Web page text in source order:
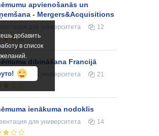
добавить
в список
apvienošanās un
- Mergers&Acquisitions
для университета 12
dibināšana Francijā
для университета 21
ienākuma nodoklis
для университета 14